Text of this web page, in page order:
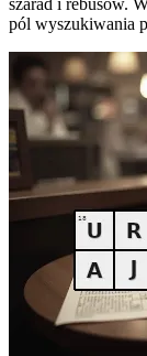
szarad i rebusów.
pól wyszukiwania